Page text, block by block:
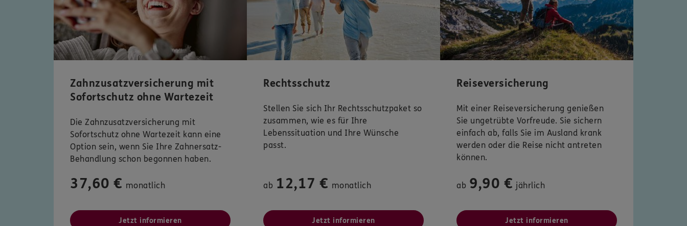
Zahnzusatzversicherung mit
Sofortschutz ohne Wartezeit
Die Zahnzusatzversicherung mit
Sofortschutz ohne Wartezeit kann eine
Option sein, wenn Sie Ihre Zahnersatz-
Behandlung schon begonnen haben.
37,60 € monatlich
Jetzt informieren
Rechtsschutz
Stellen Sie sich Ihr Rechtsschutzpaket so
zusammen, wie es für Ihre
Lebenssituation und Ihre Wünsche
passt.
ab 12,17 € monatlich
Jetzt informieren
Reiseversicherung
Mit einer Reiseversicherung genießen
Sie ungetrübte Vorfreude. Sie sichern
einfach ab, falls Sie im Ausland krank
werden oder die Reise nicht antreten
können.
ab 9,90 € jährlich
Jetzt informieren